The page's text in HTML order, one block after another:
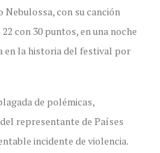
con su canción
con 30 puntos, en una noche
en la historia del festival por
de polémicas,
representante de Países
incidente de violencia.